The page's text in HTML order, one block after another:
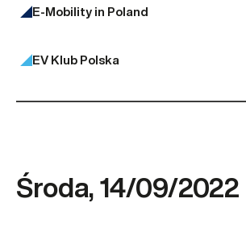
E-Mobility in Poland
EV Klub Polska
Środa, 14/09/2022